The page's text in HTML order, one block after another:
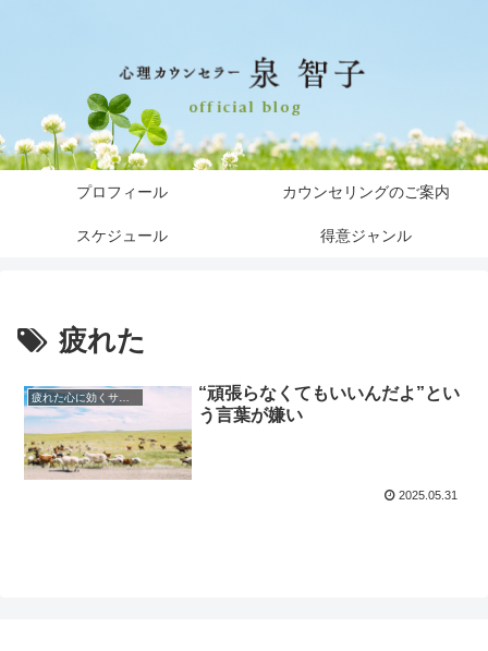
プロフィール カウンセリングのご案内
スケジュール 得意ジャンル
疲れた
疲れた心に効くサプリ
“頑張らなくてもいいんだよ”とい
う言葉が嫌い
2025.05.31